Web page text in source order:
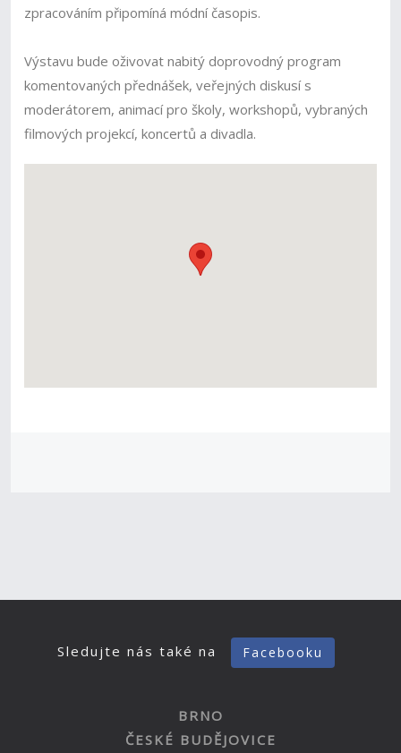
zpracováním připomíná módní časopis.
Výstavu bude oživovat nabitý doprovodný program
komentovaných přednášek, veřejných diskusí s
moderátorem, animací pro školy, workshopů, vybraných
filmových projekcí, koncertů a divadla.
Sledujte nás také na Facebooku
BRNO
ČESKÉ BUDĚJOVICE